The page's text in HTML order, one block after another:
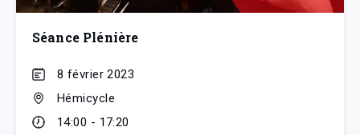
Séance Plénière
8 février 2023
Hémicycle
14:00 - 17:20